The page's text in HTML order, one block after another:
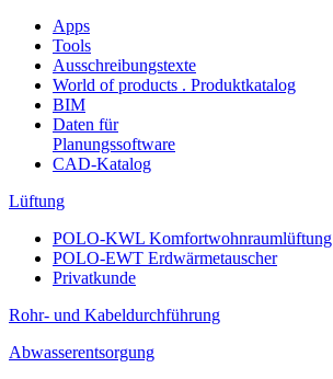
Apps
Tools
Ausschreibungstexte
World of products . Produktkatalog
BIM
Daten für
Planungssoftware
CAD-Katalog
Lüftung
POLO-KWL Komfortwohnraumlüftung
POLO-EWT Erdwärmetauscher
Privatkunde
Rohr- und Kabeldurchführung
Abwasserentsorgung